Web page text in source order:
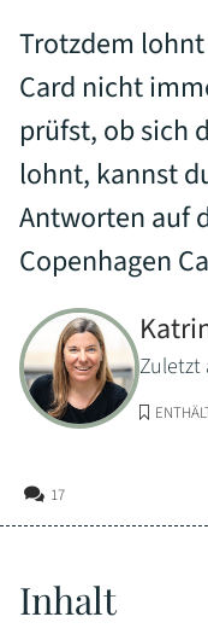
Trotzdem
Card nicht
prüfst, ob sich
lohnt, kannst
Antworten auf
Copenhagen
Zuletzt
17
Inhalt